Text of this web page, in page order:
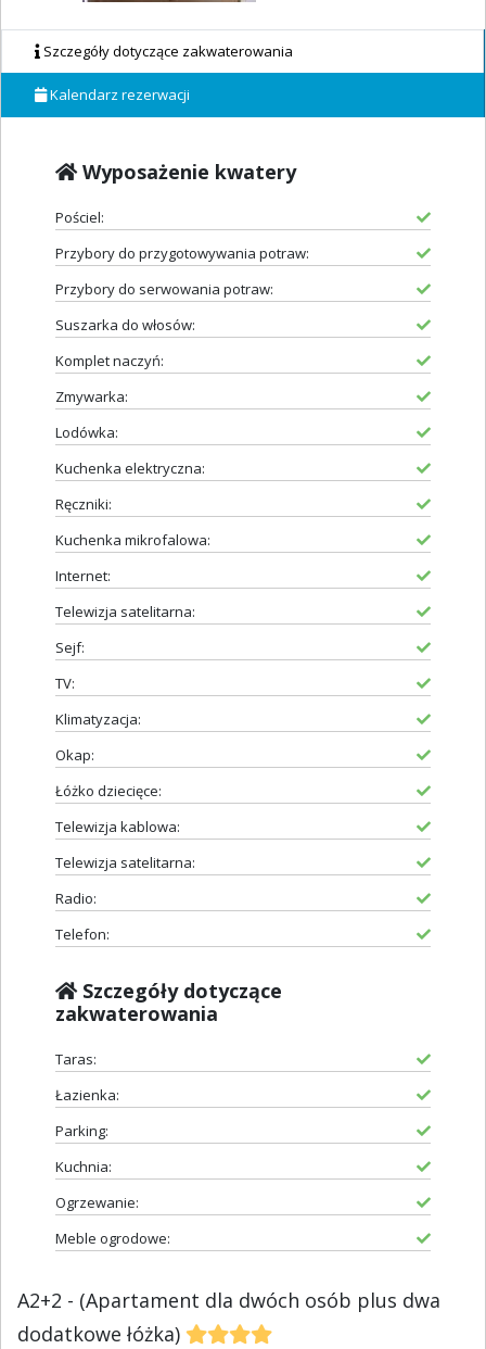
Szczegóły dotyczące zakwaterowania
Kalendarz rezerwacji
Wyposażenie kwatery
Pościel:
Przybory do przygotowywania potraw:
Przybory do serwowania potraw:
Suszarka do włosów:
Komplet naczyń:
Zmywarka:
Lodówka:
Kuchenka elektryczna:
Ręczniki:
Kuchenka mikrofalowa:
Internet:
Telewizja satelitarna:
Sejf:
TV:
Klimatyzacja:
Okap:
Łóżko dziecięce:
Telewizja kablowa:
Telewizja satelitarna:
Radio:
Telefon:
Szczegóły dotyczące
zakwaterowania
Taras:
Łazienka:
Parking:
Kuchnia:
Ogrzewanie:
Meble ogrodowe:
A2+2 - (Apartament dla dwóch osób plus dwa
dodatkowe łóżka)